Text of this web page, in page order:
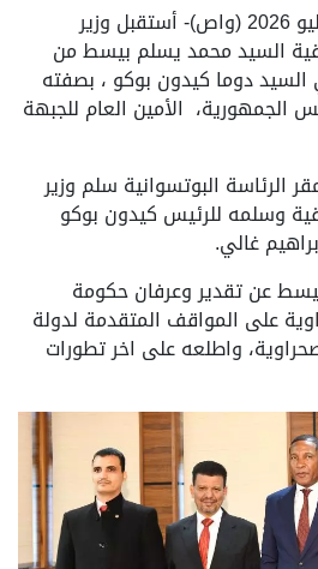
غابرون (بوتسوانا)، 02 يوليو 2026 (واص)- أستقبل وزير
السيد محمد يسلم بيسط من
دوما كيدون بوكو ، بصفته
الأمين العام للجبهة
الرئاسة البوتسوانية سلم وزير
وسلمه للرئيس كيدون بوكو
غالي.
عن تقدير وعرفان حكومة
على المواقف المتقدمة لدولة
واطلعه على اخر تطورات